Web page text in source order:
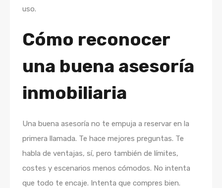
uso.
Cómo reconocer
una buena asesoría
inmobiliaria
Una buena asesoría no te empuja a reservar en la
primera llamada. Te hace mejores preguntas. Te
habla de ventajas, sí, pero también de límites,
costes y escenarios menos cómodos. No intenta
que todo te encaje. Intenta que compres bien.